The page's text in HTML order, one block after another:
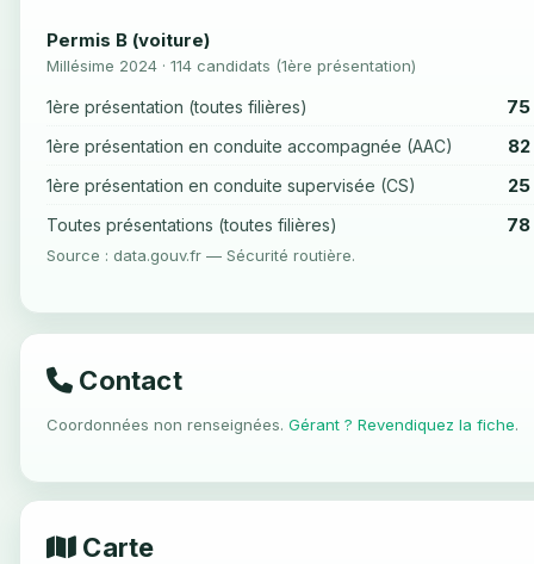
Permis B (voiture)
Millésime 2024 · 114 candidats (1ère présentation)
1ère présentation (toutes filières) 75
1ère présentation en conduite accompagnée (AAC)
1ère présentation en conduite supervisée (CS)
Toutes présentations (toutes filières) 78
Source : data.gouv.fr — Sécurité routière.
Contact
Coordonnées non renseignées. Gérant ? Revendiquez la fiche.
Carte